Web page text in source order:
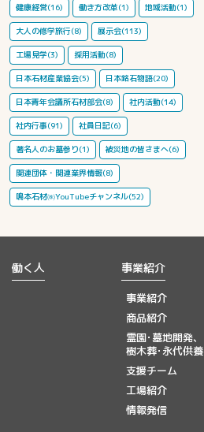
健康経営(16) 働き方改革(1) 地域活動(1)
大人の修学旅行(8) 展示会(113)
工場見学(3) 採用活動(8)
日本石材産業協会(5) 日本銘石物語(20)
日本青年会議所石材部会(8) 社内活動(14)
社内行事(91) 社員日記(6)
著名人のお墓参り(1) 被災地の皆さまへ(6)
関連団体・関連業界情報(8)
鳴本石材㈱YouTubeチャンネル(52)
働く人 事業紹介
事業紹介
商品紹介
霊園･墓地開発、
樹木葬･永代供養
支援チーム
工場紹介
情報発信